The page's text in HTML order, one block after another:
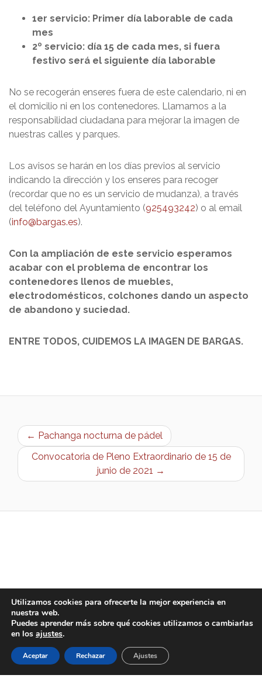
1er servicio: Primer día laborable de cada
mes
2º servicio: día 15 de cada mes, si fuera
festivo será el siguiente día laborable
No se recogerán enseres fuera de este calendario, ni en
el domicilio ni en los contenedores. Llamamos a la
responsabilidad ciudadana para mejorar la imagen de
nuestras calles y parques.
Los avisos se harán en los días previos al servicio
indicando la dirección y los enseres para recoger
(recordar que no es un servicio de mudanza), a través
del teléfono del Ayuntamiento (925493242) o al email
(info@bargas.es).
Con la ampliación de este servicio esperamos
acabar con el problema de encontrar los
contenedores llenos de muebles,
electrodomésticos, colchones dando un aspecto
de abandono y suciedad.
ENTRE TODOS, CUIDEMOS LA IMAGEN DE BARGAS.
← Pachanga nocturna de pádel
Convocatoria de Pleno Extraordinario de 15 de
junio de 2021 →
Utilizamos cookies para ofrecerte la mejor experiencia en
nuestra web.
Puedes aprender más sobre qué cookies utilizamos o cambiarlas
en los ajustes.
Aceptar Rechazar Ajustes